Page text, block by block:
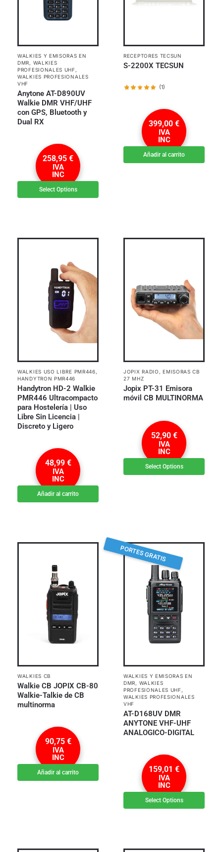
WALKIES Y EMISORAS EN
DMR, WALKIES
PROFESIONALES UHF,
WALKIES PROFESIONALES
VHF
Anytone AT-D890UV
Walkie DMR VHF/UHF
con GPS, Bluetooth y
Dual RX
258,95 €
IVA
INC
Select Options
RECEPTORES TECSUN
S-2200X TECSUN
(1)
399,00 €
IVA
INC
Añadir al carrito
WALKIES USO LIBRE PMR446,
HANDYTRON PMR446
Handytron HD-2 Walkie
PMR446 Ultracompacto
para Hostelería | Uso
Libre Sin Licencia |
Discreto y Ligero
48,99 €
IVA
INC
Añadir al carrito
JOPIX RADIO ,EMISORAS CB
27 MHZ
Jopix PT-31 Emisora
móvil CB MULTINORMA
52,90 €
IVA
INC
Select Options
WALKIES CB
Walkie CB JOPIX CB-80
Walkie-Talkie de CB
multinorma
90,75 €
IVA
INC
Añadir al carrito
PORTES GRATIS
WALKIES Y EMISORAS EN
DMR, WALKIES
PROFESIONALES UHF,
WALKIES PROFESIONALES
VHF
AT-D168UV DMR
ANYTONE VHF-UHF
ANALOGICO-DIGITAL
159,01 €
IVA
INC
Select Options